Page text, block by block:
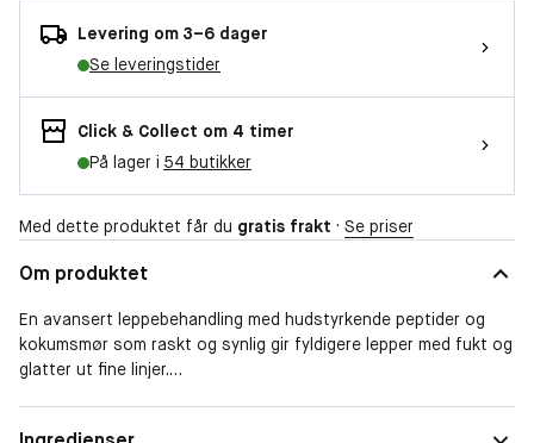
Levering om 3–6 dager
Se leveringstider
Click & Collect om 4 timer
På lager i 54 butikker
Med dette produktet får du gratis frakt · Se priser
Om produktet
En avansert leppebehandling med hudstyrkende peptider og
kokumsmør som raskt og synlig gir fyldigere lepper med fukt og
glatter ut fine linjer.